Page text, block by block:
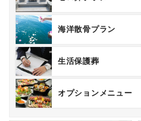
海洋散骨プラン
生活保護葬
オプションメニュー